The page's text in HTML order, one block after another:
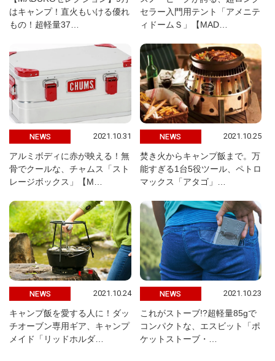
はキャンプ！直火もいける優れ
もの！超軽量37…
セラー入門用テント「アメニテ
ィドームＳ」【MAD…
NEWS 2021.10.31
アルミボディに赤が映える！無
骨でクールな、チャムス「スト
レージボックス」【M…
NEWS 2021.10.25
焚き火からキャンプ飯まで。万
能すぎる1台5役ツール、ペトロ
マックス「アタゴ」…
NEWS 2021.10.24
キャンプ飯を愛する人に！ダッ
チオーブン専用ギア、キャンプ
メイド「リッドホルダ…
NEWS 2021.10.23
これがストーブ!?超軽量85gで
コンパクトな、エスビット「ポ
ケットストーブ・…